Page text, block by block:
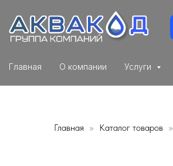
Главная О компании Услуги
Главная Каталог товаров